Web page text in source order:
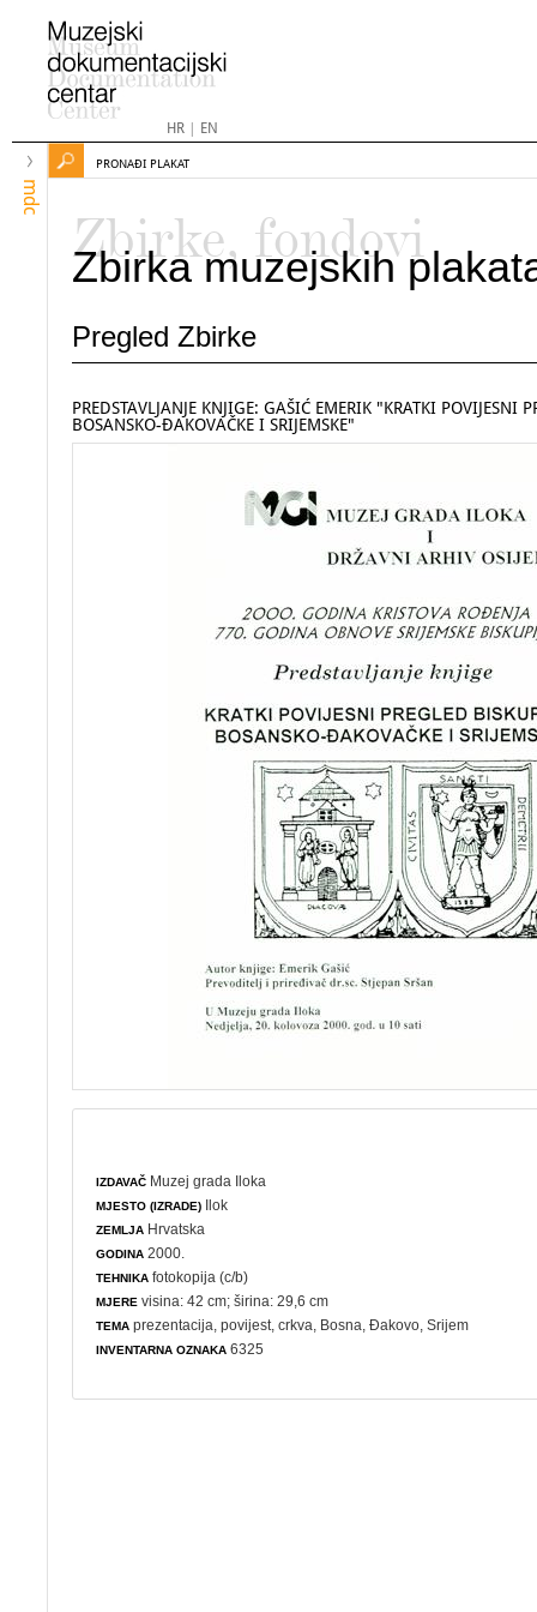
HR| EN
mdc
PRONAĐI PLAKAT
Zbirke, fondovi
Zbirka muzejskih
Pregled Zbirke
PREDSTAVLJANJE KNJIGE: GAŠIĆ EMERIK "KRATKI POVIJESNI
BOSANSKO-ĐAKOVAČKE I SRIJEMSKE"
IZDAVAČ Muzej grada Iloka
MJESTO (IZRADE) Ilok
ZEMLJA Hrvatska
GODINA 2000.
TEHNIKA fotokopija (c/b)
MJERE visina: 42 cm; širina: 29,6 cm
TEMA prezentacija ,povijest ,crkva , Bosna, Đakovo, Srijem
INVENTARNA OZNAKA 6325